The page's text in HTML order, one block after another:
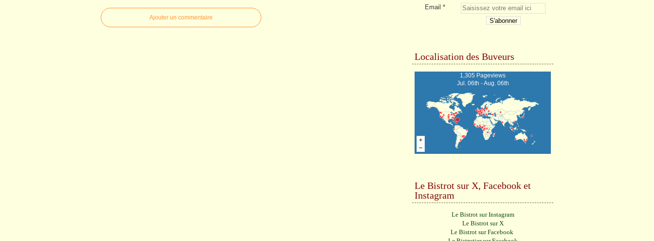
Ajouter un commentaire
Email
Localisation des Buveurs
1,305 Pageviews
Jul. 06th - Aug. 06th
Le Bistrot sur X, Facebook et
Instagram
Le Bistrot sur Instagram
Le Bistrot sur X
Le Bistrot sur Facebook